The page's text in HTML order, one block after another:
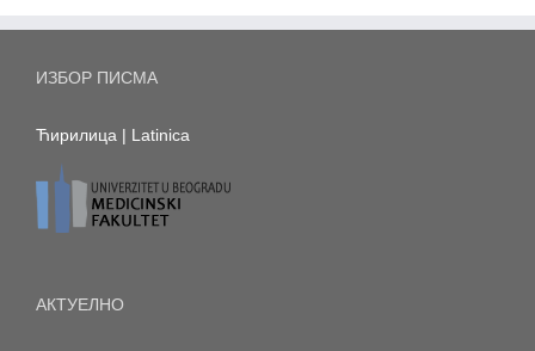
ИЗБОР ПИСМА
Ћирилица | Latinica
АКТУЕЛНО